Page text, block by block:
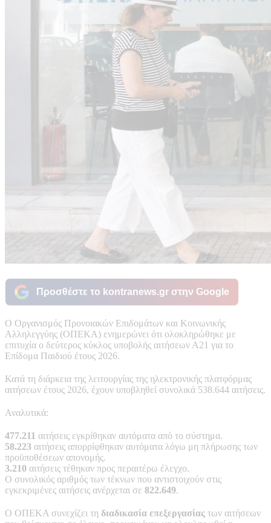
Προσθέστε το kontranews.gr στην Google
Ο Οργανισμός Προνοιακών Επιδομάτων και Κοινωνικής
Αλληλεγγύης (ΟΠΕΚΑ) ενημερώνει ότι ολοκληρώθηκε με
επιτυχία ο δεύτερος κύκλος υποβολής αιτήσεων Α21 για το
Επίδομα Παιδιού έτους 2026.
Κατά τη διάρκεια της λειτουργίας της ηλεκτρονικής πλατφόρμας
αιτήσεων έτους 2026, έχουν υποβληθεί συνολικά 538.644 αιτήσεις.
Αναλυτικά:
477.211 αιτήσεις εγκρίθηκαν αυτόματα από το σύστημα.
58.223 αιτήσεις απορρίφθηκαν αυτόματα λόγω μη πλήρωσης των
προϋποθέσεων απονομής.
3.210 αιτήσεις τέθηκαν προς περαιτέρω έλεγχο.
Ο συνολικός αριθμός των τέκνων που αντιστοιχούν στις
εγκεκριμένες αιτήσεις ανέρχεται σε 822.649.
Ο ΟΠΕΚΑ συνεχίζει τη διαδικασία επεξεργασίας των αιτήσεων